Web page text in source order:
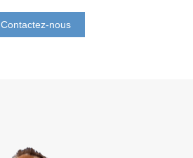
Contactez-nous